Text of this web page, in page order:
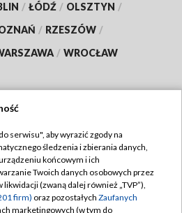
/ ŁÓDŹ / OLSZTYN /
/ RZESZÓW /
/ WROCŁAW
TVP
TVP
prywatności
serwisu", aby wyrazić zgody na
śledzenia i zbierania danych,
końcowym i ich
Twoich danych osobowych przez
likwidacji (zwaną dalej również „TVP”),
firm) oraz pozostałych Zaufanych
marketingowych (w tym do